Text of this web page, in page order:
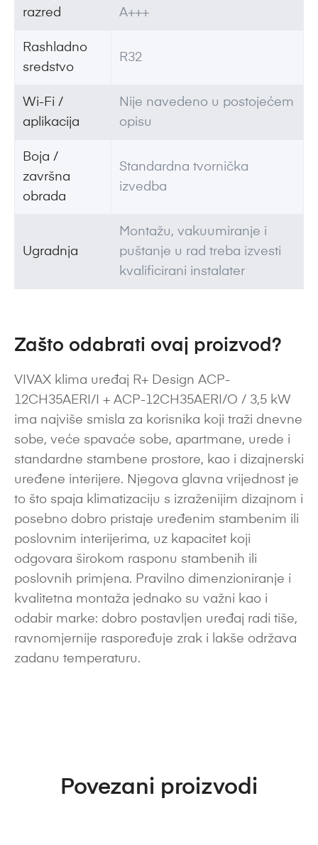
razred
A+++
Rashladno
sredstvo
R32
Wi-Fi /
aplikacija
Nije navedeno u postojećem
opisu
Boja /
završna
obrada
Standardna tvornička
izvedba
Ugradnja
Montažu, vakuumiranje i
puštanje u rad treba izvesti
kvalificirani instalater
Zašto odabrati ovaj proizvod?
VIVAX klima uređaj R+ Design ACP-
12CH35AERI/I + ACP-12CH35AERI/O / 3,5 kW
ima najviše smisla za korisnika koji traži dnevne
sobe, veće spavaće sobe, apartmane, urede i
standardne stambene prostore, kao i dizajnerski
uređene interijere. Njegova glavna vrijednost je
to što spaja klimatizaciju s izraženijim dizajnom i
posebno dobro pristaje uređenim stambenim ili
poslovnim interijerima, uz kapacitet koji
odgovara širokom rasponu stambenih ili
poslovnih primjena. Pravilno dimenzioniranje i
kvalitetna montaža jednako su važni kao i
odabir marke: dobro postavljen uređaj radi tiše,
ravnomjernije raspoređuje zrak i lakše održava
zadanu temperaturu.
Povezani proizvodi